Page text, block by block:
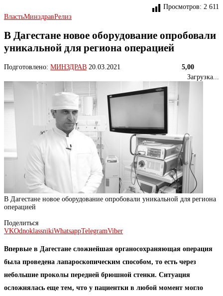
Просмотров: 2 611
ВластьМинздравРелиз
В Дагестане новое оборудование опробовали
уникальной для региона операцией
Подготовлено: МИНЗДРАВ 20.03.2021
5,00
Загрузка...
В Дагестане новое оборудование опробовали уникальной для региона
операцией
Поделиться
VKOdnoklassnikiWhatsappTelegramViber
Впервые в Дагестане сложнейшая органосохраняющая операция
была проведена лапароскопическим способом, то есть через
небольшие проколы передней брюшной стенки. Ситуация
осложнялась еще тем, что у пациентки в любой момент могло